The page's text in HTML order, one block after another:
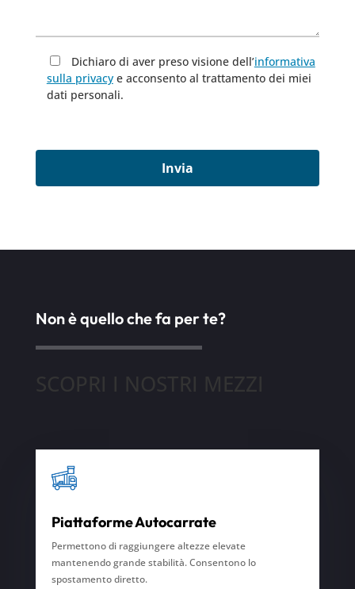
Dichiaro di aver preso visione dell’informativa
sulla privacye acconsento al trattamento dei miei
dati personali.
Non è quello che fa per te?
Piattaforme Autocarrate
Permettono di raggiungere altezze elevate
mantenendo grande stabilità. Consentonolo
spostamento diretto.